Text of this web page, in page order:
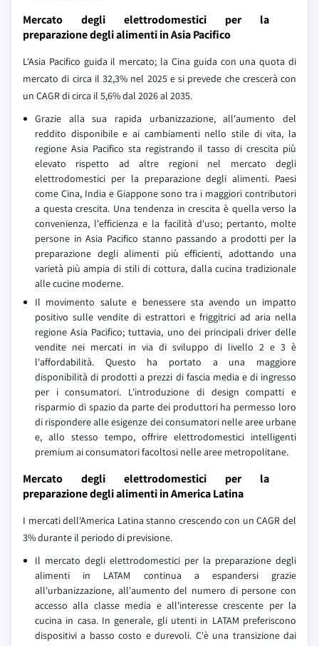
Mercato degli elettrodomestici per la
preparazione degli alimenti in Asia Pacifico
L'Asia Pacifico guida il mercato; la Cina guida con una quota di
mercato di circa il 32,3% nel 2025 e si prevede che crescerà con
un CAGR di circa il 5,6% dal 2026 al 2035.
Grazie alla sua rapida urbanizzazione, all'aumento del
reddito disponibile e ai cambiamenti nello stile di vita, la
regione Asia Pacifico sta registrando il tasso di crescita più
elevato rispetto ad altre regioni nel mercato degli
elettrodomestici per la preparazione degli alimenti. Paesi
come Cina, India e Giappone sono tra i maggiori contributori
a questa crescita. Una tendenza in crescita è quella verso la
convenienza, l'efficienza e la facilità d'uso; pertanto, molte
persone in Asia Pacifico stanno passando a prodotti per la
preparazione degli alimenti più efficienti, adottando una
varietà più ampia di stili di cottura, dalla cucina tradizionale
alle cucine moderne.
Il movimento salute e benessere sta avendo un impatto
positivo sulle vendite di estrattori e friggitrici ad aria nella
regione Asia Pacifico; tuttavia, uno dei principali driver delle
vendite nei mercati in via di sviluppo di livello 2 e 3 è
l'affordabilità. Questo ha portato a una maggiore
disponibilità di prodotti a prezzi di fascia media e di ingresso
per i consumatori. L'introduzione di design compatti e
risparmio di spazio da parte dei produttori ha permesso loro
di rispondere alle esigenze dei consumatori nelle aree urbane
e, allo stesso tempo, offrire elettrodomestici intelligenti
premium ai consumatori facoltosi nelle aree metropolitane.
Mercato degli elettrodomestici per la
preparazione degli alimenti in America Latina
I mercati dell'America Latina stanno crescendo con un CAGR del
3% durante il periodo di previsione.
Il mercato degli elettrodomestici per la preparazione degli
alimenti in LATAM continua a espandersi grazie
all'urbanizzazione, all'aumento del numero di persone con
accesso alla classe media e all'interesse crescente per la
cucina in casa. In generale, gli utenti in LATAM preferiscono
dispositivi a basso costo e durevoli. C'è una transizione dai